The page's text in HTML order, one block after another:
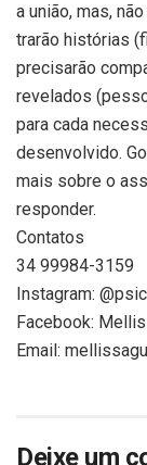
a união, mas,
trarão histórias
precisarão
revelados
para cada
desenvolvido.
mais sobre o
responder.
Contatos
34 99984-3159
Instagram:
Facebook:
Email:
Deixe um